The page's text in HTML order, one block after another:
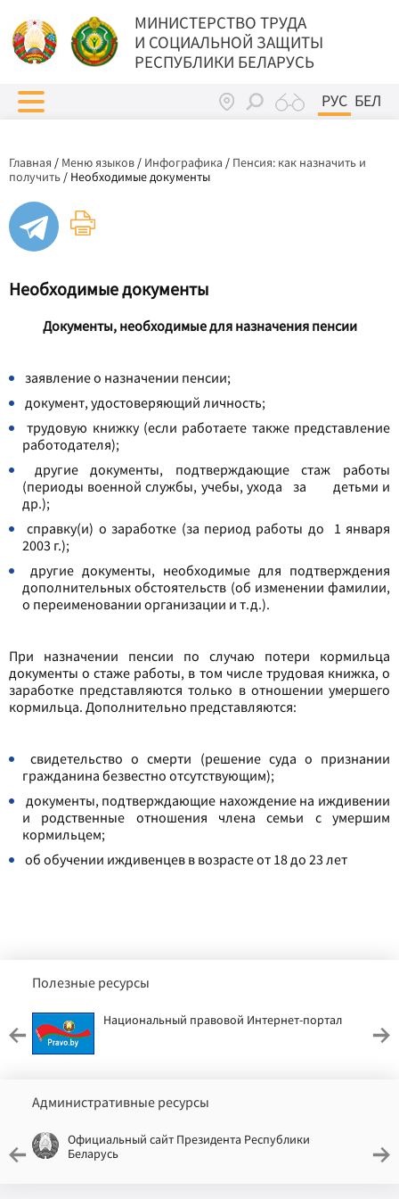
МИНИСТЕРСТВО ТРУДА
И СОЦИАЛЬНОЙ ЗАЩИТЫ
РЕСПУБЛИКИ БЕЛАРУСЬ
РУС БЕЛ
Главная / Меню языков / Инфографика / Пенсия: как назначить и
получить / Необходимые документы
Необходимые документы
Документы, необходимые для назначения пенсии
заявление о назначении пенсии;
документ, удостоверяющий личность;
трудовую книжку (если работаете также представление
работодателя);
другие документы, подтверждающие стаж работы
(периоды военной службы, учебы, ухода за детьми и
др.);
справку(и) о заработке (за период работы до 1 января
2003 г.);
другие документы, необходимые для подтверждения
дополнительных обстоятельств (об изменении фамилии,
о переименовании организации и т.д.).
При назначении пенсии по случаю потери кормильца
документы о стаже работы, в том числе трудовая книжка, о
заработке представляются только в отношении умершего
кормильца. Дополнительно представляются:
свидетельство о смерти (решение суда о признании
гражданина безвестно отсутствующим);
документы, подтверждающие нахождение на иждивении
и родственные отношения члена семьи с умершим
кормильцем;
об обучении иждивенцев в возрасте от 18 до 23 лет
Полезные ресурсы
Национальный правовой Интернет-портал
Административные ресурсы
Официальный сайт Президента Республики
Беларусь